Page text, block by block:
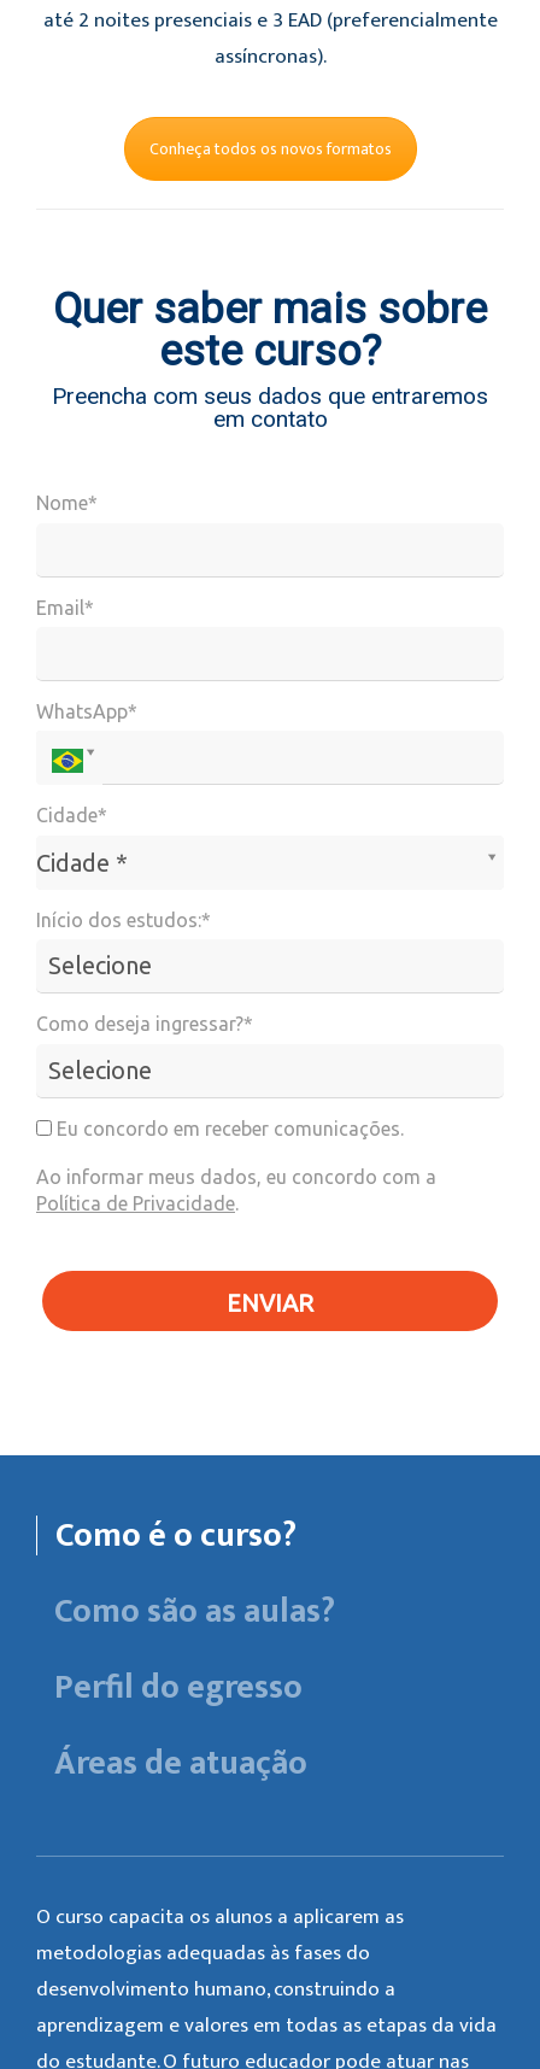
até 2 noites presenciais e 3 EAD (preferencialmente
assíncronas).
Conheça todos os novos formatos
Quer saber mais sobre
este curso?
Preencha com seus dados que entraremos
em contato
Nome*
Email*
WhatsApp*
Cidade*
Cidade *
Cidade*
Início dos estudos:*
Como deseja ingressar?*
Eu concordo em receber comunicações.
Ao informar meus dados, eu concordo com a
Política de Privacidade.
ENVIAR
Como é o curso?
Como são as aulas?
Perfil do egresso
Áreas de atuação
O curso capacita os alunos a aplicarem as
metodologias adequadas às fases do
desenvolvimento humano, construindo a
aprendizagem e valores em todas as etapas da vida
do estudante. O futuro educador pode atuar nas